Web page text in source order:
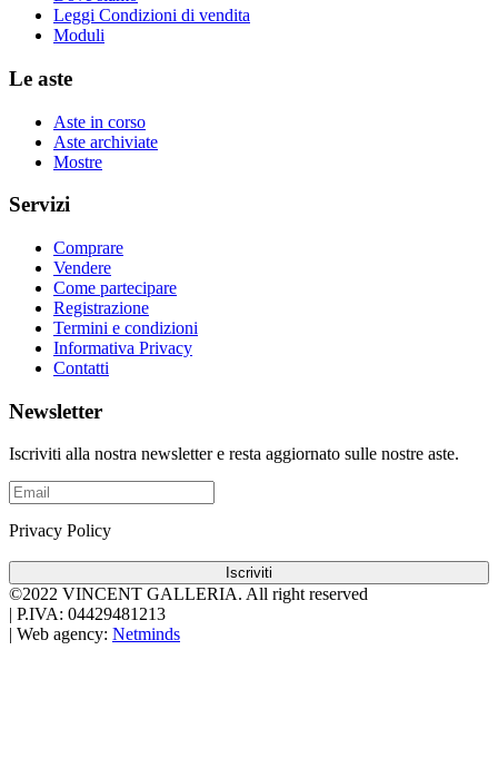
Leggi Condizioni di vendita
Moduli
Le aste
Aste in corso
Aste archiviate
Mostre
Servizi
Comprare
Vendere
Come partecipare
Registrazione
Termini e condizioni
Informativa Privacy
Contatti
Newsletter
Iscriviti alla nostra newsletter e resta aggiornato sulle nostre aste.
Privacy Policy
Iscriviti
©2022 VINCENT GALLERIA. All right reserved
P.IVA: 04429481213
Web agency: Netminds